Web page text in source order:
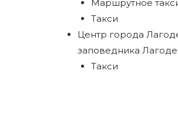
Маршрутное
Такси
Центр города
заповедника
Такси